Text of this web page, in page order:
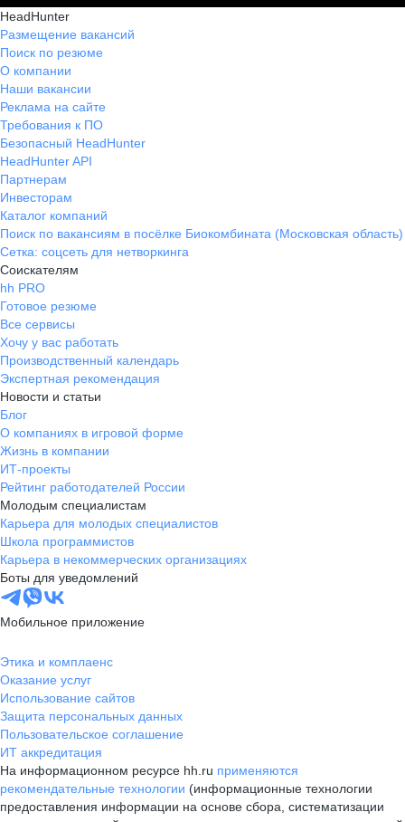
HeadHunter
Размещение вакансий
Поиск по резюме
О компании
Наши вакансии
Реклама на сайте
Требования к ПО
Безопасный HeadHunter
HeadHunter API
Партнерам
Инвесторам
Каталог компаний
Поиск по вакансиям в посёлке Биокомбината (Московская область)
Сетка: соцсеть для нетворкинга
Соискателям
hh PRO
Готовое резюме
Все сервисы
Хочу у вас работать
Производственный календарь
Экспертная рекомендация
Новости и статьи
Блог
О компаниях в игровой форме
Жизнь в компании
ИТ-проекты
Рейтинг работодателей России
Молодым специалистам
Карьера для молодых специалистов
Школа программистов
Карьера в некоммерческих организациях
Боты для уведомлений
Мобильное приложение
Этика и комплаенс
Оказание услуг
Использование сайтов
Защита персональных данных
Пользовательское соглашение
ИТ аккредитация
На информационном ресурсе hh.ru применяются
рекомендательные технологии (информационные технологии
предоставления информации на основе сбора, систематизации